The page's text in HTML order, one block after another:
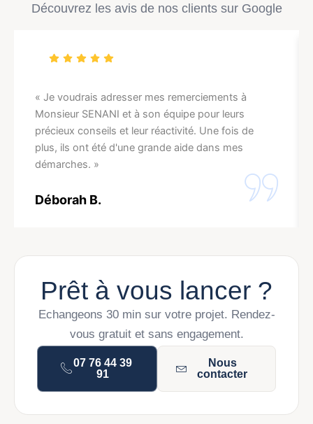
Découvrez les avis de nos clients sur Google
« Je voudrais adresser mes remerciements à
Monsieur SENANI et à son équipe pour leurs
précieux conseils et leur réactivité. Une fois de
plus, ils ont été d'une grande aide dans mes
démarches. »
Déborah B.
Prêt à vous lancer ?
Echangeons 30 min sur votre projet. Rendez-
vous gratuit et sans engagement.
Nous
contacter
07 76 44 39
91